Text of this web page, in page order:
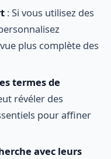
: Si vous utilisez des
plus complète des
termes de
révéler des
pour affiner
avec leurs